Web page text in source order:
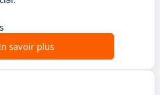
savoir plus